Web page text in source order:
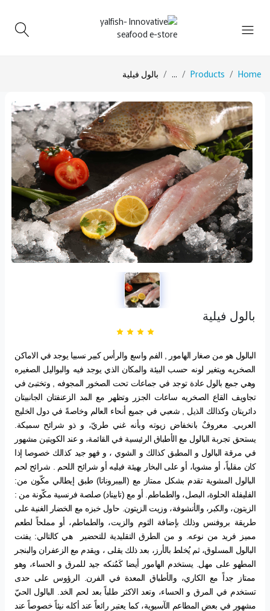
Home
Products
... بالول فيلية
بالول فيلية
البالول هو من صغار الهامور , الفم واسع والرأس كبير نسبيا يوجد في الاماكن
الصخريه ويتغير لونه حسب البيئة والمكان الذي يوجد فيه والبواليل الصغيره
وهي جمع بالول عادة توجد في جماعات تحت الصخور المجوفه , وتختبئ في
تجاويف القاع الصخريه ساعات الجزر وتظهر مع المد الزعنفتان الجانبيتان
دائريتان وكذالك الذيل , شعبي في جميع أنحاء العالم وخاصةً في دول الخليج
العربي. معروفٌ بانخفاض زيوته وبأنه غني طريّ، و ذو شرائح سميكة.
يستحق تجربة البالول مع الأطباق الرئيسية في القائمة، و عند الكويتين مشهور
في مرقة البالول و المطبق كذالك و الشوي ، و فهو جيد كذالك خصوصا إذا
كان مقلياً، أو مشويا، أو على البخار بهيئة فيليه أو شرائح اللحم . شرائح لحم
البالول المشوية تقدم بشكل ممتاز مع (البيبروناتا) طبق إيطالي مكّون من:
الفليفلة الحلوة، البصل، والطماطم. أو مع (تابيناد) صلصة فرنسية مكّونة من :
الزيتون، والكبر، والأنشوفة، وزيت الزيتون. حاول خبزه مع الخضار الغنية على
طريقة بروفنس وذلك بإضافة الثوم والزيت، والطماطم، أو مملحاً لطعم
مميز فريد من نوعه. و من الطرق التقليدية للتحضير هي كالتالي: يفتت
البالول المسلوق، ثم يُخلط بالأرز، بعد ذلك يقلى ، ويقدم مع الزعفران والبنجر
المطهو على مهل. يستخدم الهامور أيضا كَمُنكه جيد للمرق و الحساء، وهو
ممتاز جداً مع الكاري، والأطباق المعدة في الفرن. الرؤوس على حدى
تستخدم في المرق و الحساء، وتعد الاكثر طلباً بعد لحم الخد. البالول الحيّ
مشهور في بعض المطاعم الآسيوية، كما يعتبر رائعاً عند أكله نيئاً خصوصاً عند